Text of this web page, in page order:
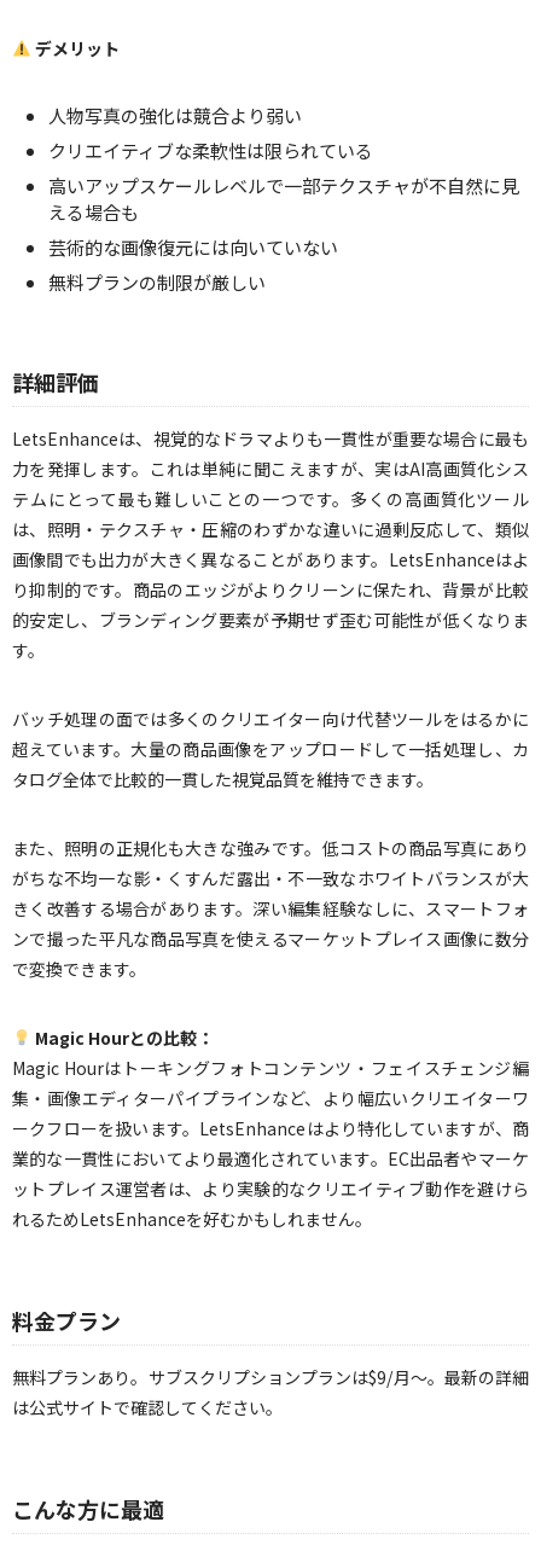
デメリット
人物写真の強化は競合より弱い
クリエイティブな柔軟性は限られている
高いアップスケールレベルで一部テクスチャが不自然に見
える場合も
芸術的な画像復元には向いていない
無料プランの制限が厳しい
詳細評価
LetsEnhanceは、視覚的なドラマよりも一貫性が重要な場合に最も
力を発揮します。これは単純に聞こえますが、実はAI高画質化シス
テムにとって最も難しいことの一つです。多くの高画質化ツール
は、照明・テクスチャ・圧縮のわずかな違いに過剰反応して、類似
画像間でも出力が大きく異なることがあります。LetsEnhanceはよ
り抑制的です。商品のエッジがよりクリーンに保たれ、背景が比較
的安定し、ブランディング要素が予期せず歪む可能性が低くなりま
す。
バッチ処理の面では多くのクリエイター向け代替ツールをはるかに
超えています。大量の商品画像をアップロードして一括処理し、カ
タログ全体で比較的一貫した視覚品質を維持できます。
また、照明の正規化も大きな強みです。低コストの商品写真にあり
がちな不均一な影・くすんだ露出・不一致なホワイトバランスが大
きく改善する場合があります。深い編集経験なしに、スマートフォ
ンで撮った平凡な商品写真を使えるマーケットプレイス画像に数分
で変換できます。
Magic Hourとの比較：
Magic Hourはトーキングフォトコンテンツ・フェイスチェンジ編
集・画像エディターパイプラインなど、より幅広いクリエイターワ
ークフローを扱います。LetsEnhanceはより特化していますが、商
業的な一貫性においてより最適化されています。EC出品者やマーケ
ットプレイス運営者は、より実験的なクリエイティブ動作を避けら
れるためLetsEnhanceを好むかもしれません。
料金プラン
無料プランあり。サブスクリプションプランは$9/月〜。最新の詳細
は公式サイトで確認してください。
こんな方に最適